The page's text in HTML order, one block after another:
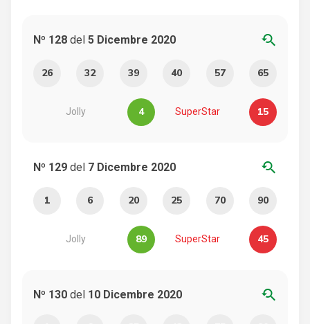
Nº 128 del 5 Dicembre 2020 youtube_searched_for
26 32 39 40 57 65
Jolly 4 SuperStar 15
Nº 129 del 7 Dicembre 2020 youtube_searched_for
1 6 20 25 70 90
Jolly 89 SuperStar 45
Nº 130 del 10 Dicembre 2020 youtube_searched_for